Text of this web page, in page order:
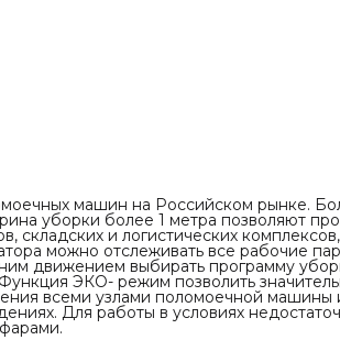
машин на Российском рынке.
уборки более 1 метра позволяют
и логистических
можно отслеживать все рабочие
движением выбирать программу
ЭКО- режим позволить
всеми узлами поломоечной машины
Для работы в условиях